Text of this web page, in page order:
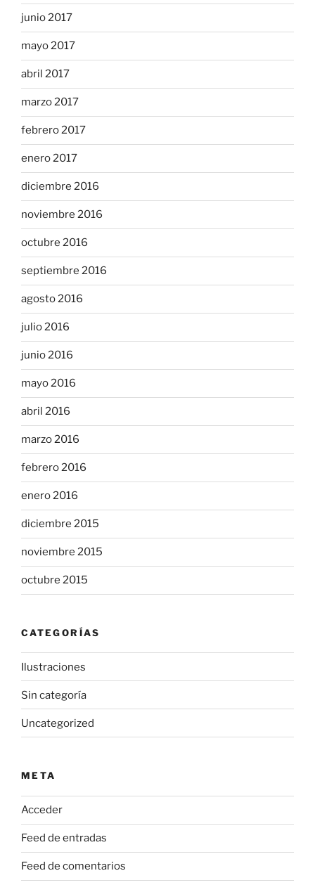
junio 2017
mayo 2017
abril 2017
marzo 2017
febrero 2017
enero 2017
diciembre 2016
noviembre 2016
octubre 2016
septiembre 2016
agosto 2016
julio 2016
junio 2016
mayo 2016
abril 2016
marzo 2016
febrero 2016
enero 2016
diciembre 2015
noviembre 2015
octubre 2015
CATEGORÍAS
Ilustraciones
Sin categoría
Uncategorized
META
Acceder
Feed de entradas
Feed de comentarios